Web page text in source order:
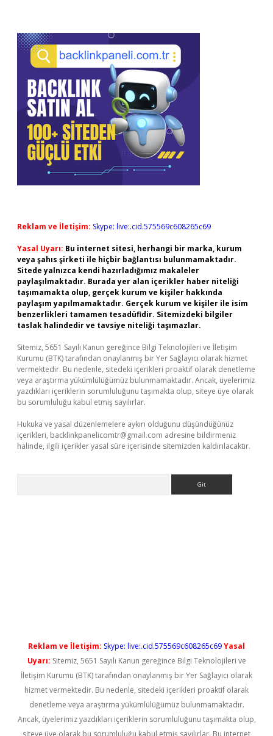
Reklam ve İletişim: Skype: live:.cid.575569c608265c69
Yasal Uyarı: Bu internet sitesi, herhangi bir marka, kurum
veya şahıs şirketi ile hiçbir bağlantısı bulunmamaktadır.
Sitede yalnızca kendi hazırladığımız makaleler
paylaşılmaktadır. Burada yer alan içerikler haber niteliği
taşımamakta olup, gerçek kurum ve kişiler hakkında
paylaşım yapılmamaktadır. Gerçek kurum ve kişiler ile isim
benzerlikleri tamamen tesadüfidir. Sitemizdeki bilgiler
taslak halindedir ve tavsiye niteliği taşımazlar.
Sitemiz, 5651 Sayılı Kanun gereğince Bilgi Teknolojileri ve İletişim
Kurumu (BTK) tarafından onaylanmış bir Yer Sağlayıcı olarak hizmet
vermektedir. Bu nedenle, sitedeki içerikleri proaktif olarak denetleme
veya araştırma yükümlülüğümüz bulunmamaktadır. Ancak, üyelerimiz
yazdıkları içeriklerin sorumluluğunu taşımakta olup, siteye üye olarak
bu sorumluluğu kabul etmiş sayılırlar.
Hukuka ve yasal düzenlemelere aykırı olduğunu düşündüğünüz
içerikleri, backlinkpanelicomtr@gmail.com adresine bildirmeniz
halinde, ilgili içerikler yasal süre içerisinde sitemizden kaldırılacaktır.
Reklam ve İletişim: Skype: live:.cid.575569c608265c69Yasal
Uyarı: Sitemiz, 5651 Sayılı Kanun gereğince Bilgi Teknolojileri ve
İletişim Kurumu (BTK) tarafından onaylanmış bir Yer Sağlayıcı olarak
hizmet vermektedir. Bu nedenle, sitedeki içerikleri proaktif olarak
denetleme veya araştırma yükümlülüğümüz bulunmamaktadır.
Ancak, üyelerimiz yazdıkları içeriklerin sorumluluğunu taşımakta olup,
siteye üye olarak bu sorumluluğu kabul etmiş sayılırlar. Bu internet